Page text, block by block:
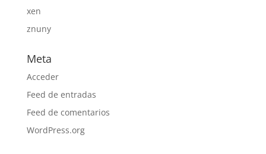
xen
znuny
Meta
Acceder
Feed de entradas
Feed de comentarios
WordPress.org